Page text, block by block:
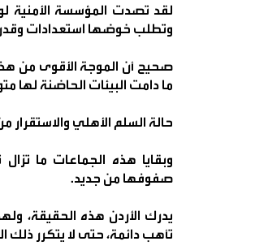
لقد تصدت المؤسسة الأمنية
وتطلب خوضها استعدادات
صحيح أن الموجة الأقوى من
ما دامت البيئات الحاضنة لها
حالة السلم الأهلي
وبقايا هذه الجماعات ما
صفوفها من جديد.
يدرك الأردن هذه الحقيقة،
تأهب دائمة، حتى لا يتكرر ذلك